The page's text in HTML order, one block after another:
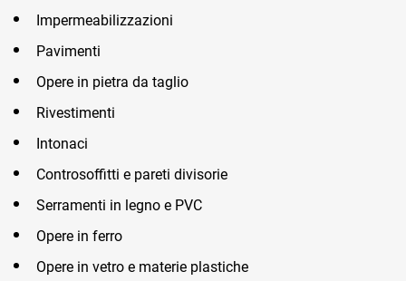
Impermeabilizzazioni
Pavimenti
Opere in pietra da taglio
Rivestimenti
Intonaci
Controsoffitti e pareti divisorie
Serramenti in legno e PVC
Opere in ferro
Opere in vetro e materie plastiche